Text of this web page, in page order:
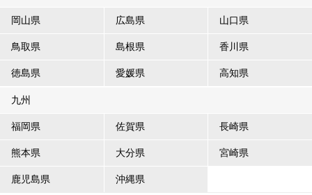
岡山県 広島県 山口県
鳥取県 島根県 香川県
徳島県 愛媛県 高知県
九州
福岡県 佐賀県 長崎県
熊本県 大分県 宮崎県
鹿児島県 沖縄県